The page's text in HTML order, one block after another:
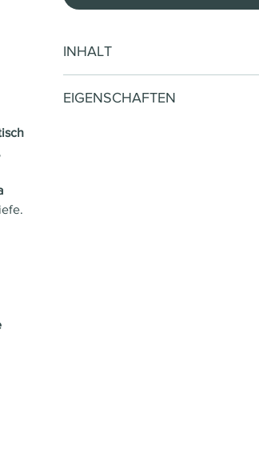
INHALT
EIGENSCHAFTEN